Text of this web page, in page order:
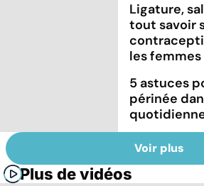
Ligature,
tout savoir
les femmes
5 astuces
périnée
Voir plus
Plus de vidéos